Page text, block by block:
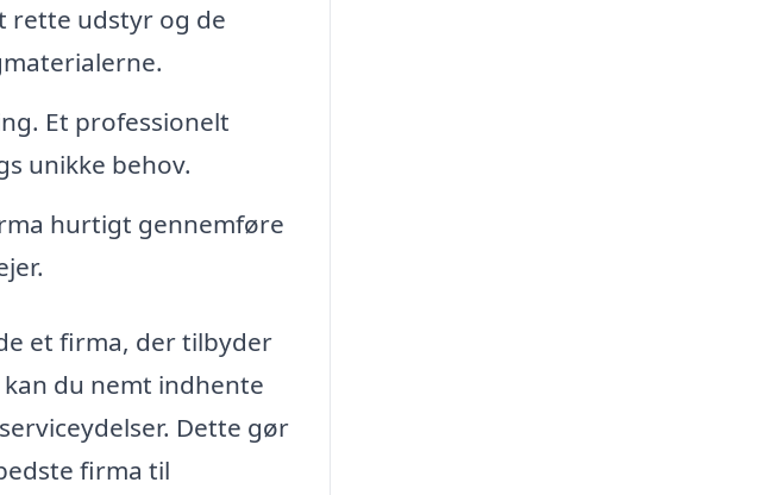
rette udstyr og de
Et professionelt
unikke behov.
hurtigt gennemføre
et firma, der tilbyder
du nemt indhente
Dette gør
firma til